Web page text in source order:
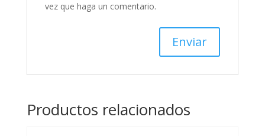
vez que haga un comentario.
Productos relacionados